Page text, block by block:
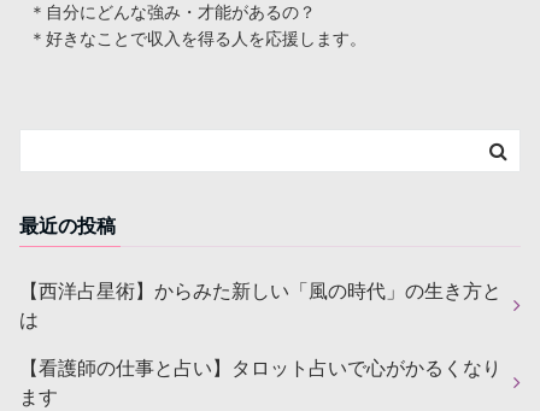
＊自分にどんな強み・才能があるの？
＊好きなことで収入を得る人を応援します。
最近の投稿
【西洋占星術】からみた新しい「風の時代」の生き方と
は
【看護師の仕事と占い】タロット占いで心がかるくなり
ます